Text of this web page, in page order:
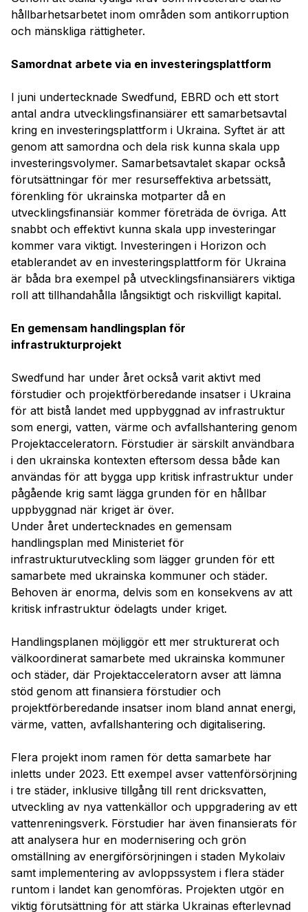
hållbarhetsarbetet inom områden som antikorruption
och mänskliga rättigheter.
Samordnat arbete via en investeringsplattform
I juni undertecknade Swedfund, EBRD och ett stort
antal andra utvecklingsfinansiärer ett samarbetsavtal
kring en investeringsplattform i Ukraina. Syftet är att
genom att samordna och dela risk kunna skala upp
investeringsvolymer. Samarbetsavtalet skapar också
förutsättningar för mer resurseffektiva arbetssätt,
förenkling för ukrainska motparter då en
utvecklingsfinansiär kommer företräda de övriga. Att
snabbt och effektivt kunna skala upp investeringar
kommer vara viktigt. Investeringen i Horizon och
etablerandet av en investeringsplattform för Ukraina
är båda bra exempel på utvecklingsfinansiärers viktiga
roll att tillhandahålla långsiktigt och riskvilligt kapital.
En gemensam handlingsplan för
infrastrukturprojekt
Swedfund har under året också varit aktivt med
förstudier och projektförberedande insatser i Ukraina
för att bistå landet med uppbyggnad av infrastruktur
som energi, vatten, värme och avfallshantering genom
Projektacceleratorn. Förstudier är särskilt användbara
i den ukrainska kontexten eftersom dessa både kan
användas för att bygga upp kritisk infrastruktur under
pågående krig samt lägga grunden för en hållbar
uppbyggnad när kriget är över.
Under året undertecknades en gemensam
handlingsplan med Ministeriet för
infrastrukturutveckling som lägger grunden för ett
samarbete med ukrainska kommuner och städer.
Behoven är enorma, delvis som en konsekvens av att
kritisk infrastruktur ödelagts under kriget.
Handlingsplanen möjliggör ett mer strukturerat och
välkoordinerat samarbete med ukrainska kommuner
och städer, där Projektacceleratorn avser att lämna
stöd genom att finansiera förstudier och
projektförberedande insatser inom bland annat energi,
värme, vatten, avfallshantering och digitalisering.
Flera projekt inom ramen för detta samarbete har
inletts under 2023. Ett exempel avser vattenförsörjning
i tre städer, inklusive tillgång till rent dricksvatten,
utveckling av nya vattenkällor och uppgradering av ett
vattenreningsverk. Förstudier har även finansierats för
att analysera hur en modernisering och grön
omställning av energiförsörjningen i staden Mykolaiv
samt implementering av avloppssystem i flera städer
runtom i landet kan genomföras. Projekten utgör en
viktig förutsättning för att stärka Ukrainas efterlevnad